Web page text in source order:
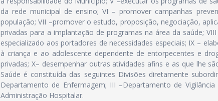
da rede municipal de ensino; VI – promover campanhas
população; VII –promover o estudo, proposição, negociação,
privadas para a implantação de programas na área da saúde;
especializado aos portadores de necessidades especiais; IX –
à criança e ao adolescente dependente de entorpecentes e
privadas; X– desempenhar outras atividades afins e as que lhe
Saúde é constituída das seguintes Divisões diretamente
Departamento de Enfermagem; III –Departamento de
Administração Hospitalar.